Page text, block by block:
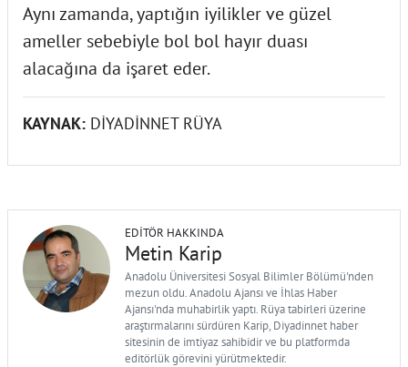
Aynı zamanda, yaptığın iyilikler ve güzel
ameller sebebiyle bol bol hayır duası
alacağına da işaret eder.
KAYNAK: DİYADİNNET RÜYA
EDITÖR HAKKINDA
Metin Karip
Anadolu Üniversitesi Sosyal Bilimler Bölümü'nden
mezun oldu. Anadolu Ajansı ve İhlas Haber
Ajansı'nda muhabirlik yaptı. Rüya tabirleri üzerine
araştırmalarını sürdüren Karip, Diyadinnet haber
sitesinin de imtiyaz sahibidir ve bu platformda
editörlük görevini yürütmektedir.